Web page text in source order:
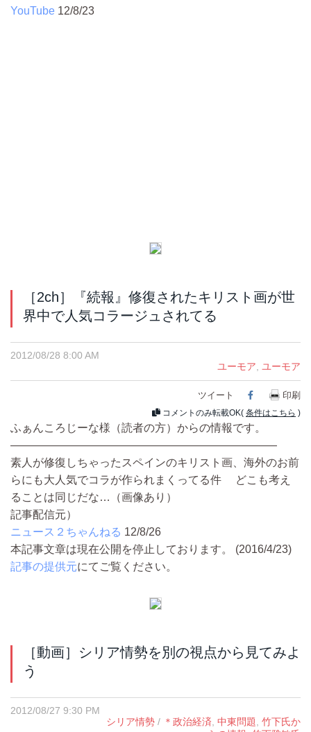
YouTube 12/8/23
［2ch］『続報』修復されたキリスト画が世
界中で人気コラージュされてる
2012/08/28 8:00 AM
ユーモア
ユーモア
ツイート Facebook
印刷
コメントのみ転載OK( 条件はこちら )
ふぁんころじーな様（読者の方）からの情報です。
————————————————————————
素人が修復しちゃったスペインのキリスト画、海外のお前
らにも大人気でコラが作られまくってる件 どこも考え
ることは同じだな…（画像あり）
記事配信元）
ニュース２ちゃんねる 12/8/26
本記事文章は現在公開を停止しております。 (2016/4/23)
記事の提供元にてご覧ください。
［動画］シリア情勢を別の視点から見てみよ
う
2012/08/27 9:30 PM
シリア情勢 / ＊政治経済, 中東問題, 竹下氏か